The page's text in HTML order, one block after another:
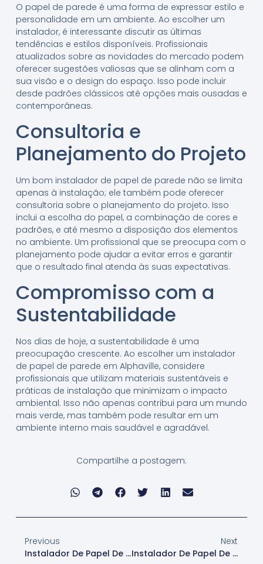
O papel de parede é uma forma de expressar estilo e
personalidade em um ambiente. Ao escolher um
instalador, é interessante discutir as últimas
tendências e estilos disponíveis. Profissionais
atualizados sobre as novidades do mercado podem
oferecer sugestões valiosas que se alinham com a
sua visão e o design do espaço. Isso pode incluir
desde padrões clássicos até opções mais ousadas e
contemporâneas.
Consultoria e
Planejamento do Projeto
Um bom instalador de papel de parede não se limita
apenas à instalação; ele também pode oferecer
consultoria sobre o planejamento do projeto. Isso
inclui a escolha do papel, a combinação de cores e
padrões, e até mesmo a disposição dos elementos
no ambiente. Um profissional que se preocupa com o
planejamento pode ajudar a evitar erros e garantir
que o resultado final atenda às suas expectativas.
Compromisso com a
Sustentabilidade
Nos dias de hoje, a sustentabilidade é uma
preocupação crescente. Ao escolher um instalador
de papel de parede em Alphaville, considere
profissionais que utilizam materiais sustentáveis e
práticas de instalação que minimizam o impacto
ambiental. Isso não apenas contribui para um mundo
mais verde, mas também pode resultar em um
ambiente interno mais saudável e agradável.
Compartilhe a postagem:
Previous
Instalador De Papel De Parede Em Alphaville: Benefícios Para Decorações Comerciais E Residenciais
Next
Instalador De Papel De Parede Em Alphaville: Dicas Para Escolher Entre Diferentes Tipos De Papel